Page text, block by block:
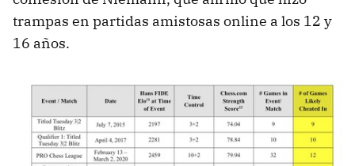
trampas en partidas amistosas online a los 12 y
16 años.